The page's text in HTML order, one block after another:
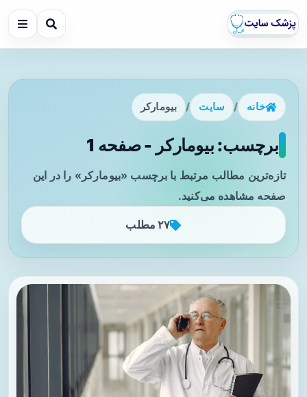
خانه / سایت / بیومارکر
برچسب: بیومارکر - صفحه 1
تازه‌ترین مطالب مرتبط با برچسب «بیومارکر» را در این
صفحه مشاهده می‌کنید.
۲۷ مطلب